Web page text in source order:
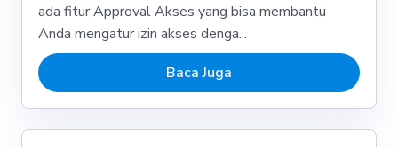
ada fitur Approval Akses yang bisa membantu
Anda mengatur izin akses denga...
Baca Juga